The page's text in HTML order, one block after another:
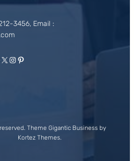
3456, Email :
X Instagram
Pinterest
Theme Gigantic Business by
Kortez Themes.